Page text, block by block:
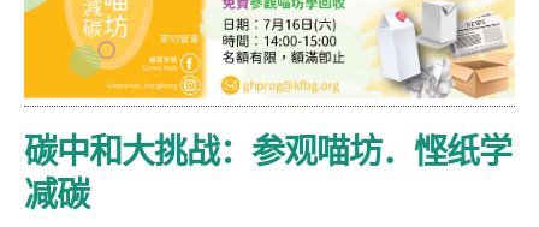
碳中和大挑战：参观喵坊．悭纸学
减碳